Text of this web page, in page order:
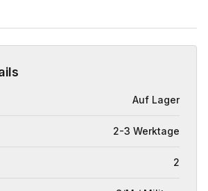
Auf Lager
2-3 Werktage
2